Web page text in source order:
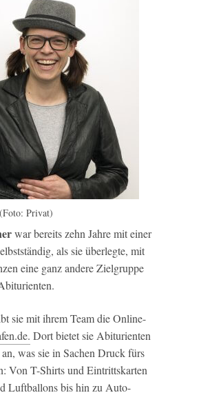
Privat)
war bereits zehn Jahre mit einer
als sie überlegte, mit
eine ganz andere Zielgruppe
sie mit ihrem Team die Online-
Dort bietet sie Abiturienten
was sie in Sachen Druck fürs
Von T-Shirts und Eintrittskarten
Luftballons bis hin zu Auto-